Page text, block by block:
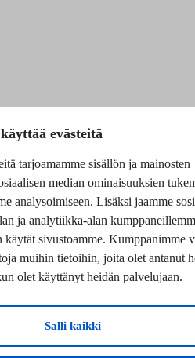
evästeitä
tarjoamamme sisällön ja mainosten
median ominaisuuksien
analysoimiseen. Lisäksi jaamme
ja analytiikka-alan
käytät sivustoamme. Kumppanimme
muihin tietoihin, joita olet antanut
olet käyttänyt heidän palvelujaan.
Salli kaikki